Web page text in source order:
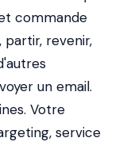
commande
partir, revenir,
un email.
Votre
service